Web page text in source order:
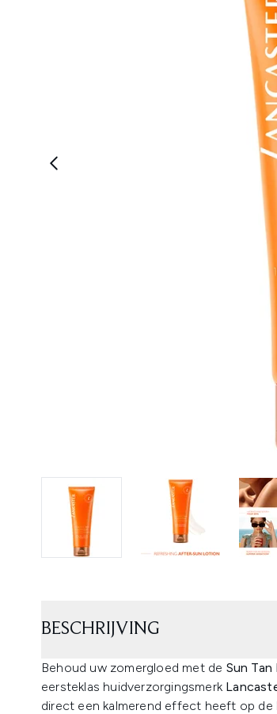
BESCHRIJVING
Behoud uw zomergloed met de Sun
eersteklas huidverzorgingsmerk
direct een kalmerend effect heeft op